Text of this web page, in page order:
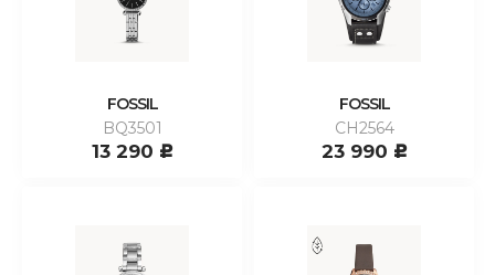
FOSSIL
BQ3501
13 290 c
FOSSIL
CH2564
23 990 c